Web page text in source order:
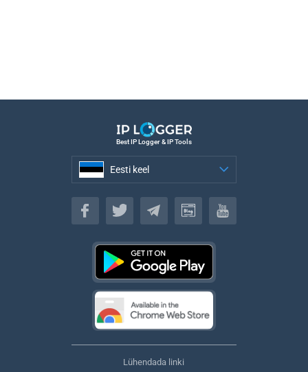
Best IP Logger & IP Tools
Eesti keel
Eesti keel
Lühendada linki